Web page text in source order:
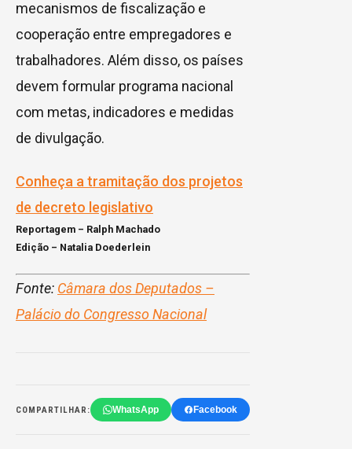
mecanismos de fiscalização e
cooperação entre empregadores e
trabalhadores. Além disso, os países
devem formular programa nacional
com metas, indicadores e medidas
de divulgação.
Conheça a tramitação dos projetos
de decreto legislativo
Reportagem – Ralph Machado
Edição – Natalia Doederlein
Fonte: Câmara dos Deputados –
Palácio do Congresso Nacional
COMPARTILHAR: WhatsApp Facebook